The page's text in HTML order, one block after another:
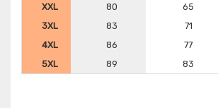
XXL
80 65
3XL
83 71
4XL
86 77
5XL
89 83